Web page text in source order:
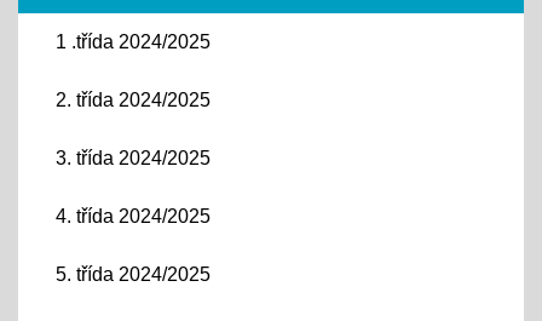
1 .třída 2024/2025
2. třída 2024/2025
3. třída 2024/2025
4. třída 2024/2025
5. třída 2024/2025